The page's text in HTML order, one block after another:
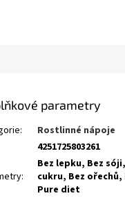
parametry
:
Rostlinné nápoje
4251725803261
:
Bez lepku, Bez
cukru, Bez
Pure diet